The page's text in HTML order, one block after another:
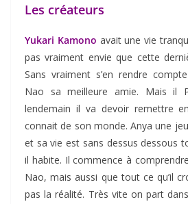
Les créateurs
Yukari Kamono avait une vie
pas vraiment envie que cette
Sans vraiment s’en rendre
Nao sa meilleure amie. Mais il
lendemain il va devoir remettre
connait de son monde. Anya une
et sa vie est sans dessus dessous
il habite. Il commence à
Nao, mais aussi que tout ce qu’il
pas la réalité. Très vite on part